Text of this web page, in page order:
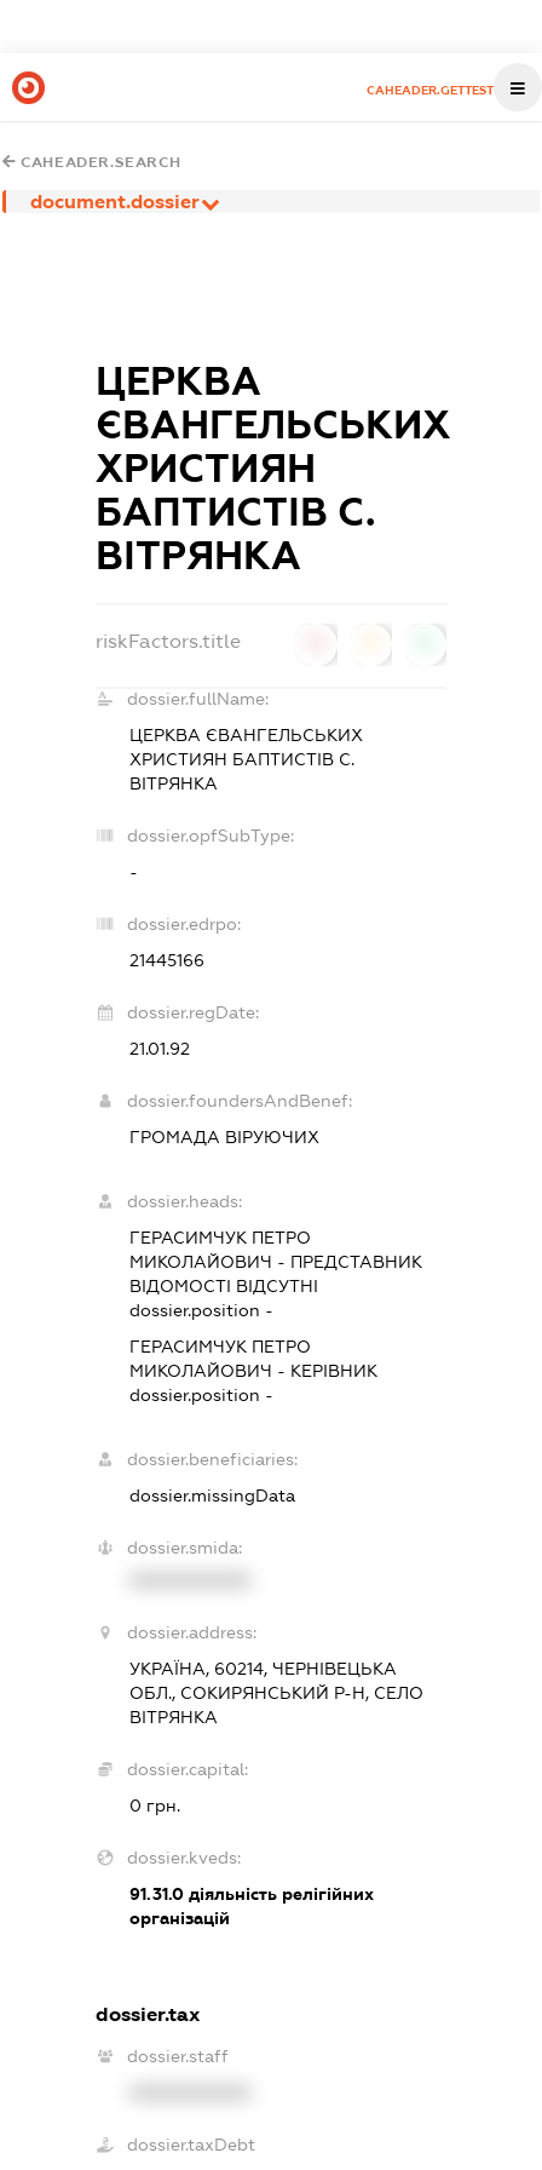
CAHEADER.GETTEST
CAHEADER.SEARCH
document.dossier
ЦЕРКВА
ЄВАНГЕЛЬСЬКИХ
ХРИСТИЯН
БАПТИСТІВ С.
ВІТРЯНКА
riskFactors.title
dossier.fullName:
ЦЕРКВА ЄВАНГЕЛЬСЬКИХ
ХРИСТИЯН БАПТИСТІВ С.
ВІТРЯНКА
dossier.opfSubType:
-
dossier.edrpo:
21445166
dossier.regDate:
21.01.92
dossier.foundersAndBenef:
ГРОМАДА ВІРУЮЧИХ
dossier.heads:
ГЕРАСИМЧУК ПЕТРО
МИКОЛАЙОВИЧ - ПРЕДСТАВНИК
ВІДОМОСТІ ВІДСУТНІ
dossier.position -
ГЕРАСИМЧУК ПЕТРО
МИКОЛАЙОВИЧ - КЕРІВНИК
dossier.position -
dossier.beneficiaries:
dossier.missingData
dossier.smida:
dossier.address:
УКРАЇНА, 60214, ЧЕРНІВЕЦЬКА
ОБЛ., СОКИРЯНСЬКИЙ Р-Н, СЕЛО
ВІТРЯНКА
dossier.capital:
0 грн.
dossier.kveds:
91.31.0 діяльність релігійних
організацій
dossier.tax
dossier.staff
dossier.taxDebt